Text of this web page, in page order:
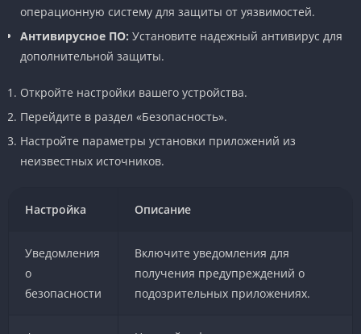
операционную систему для защиты от уязвимостей.
Антивирусное ПО: Установите надежный антивирус для
дополнительной защиты.
Откройте настройки вашего устройства.
Перейдите в раздел «Безопасность».
Настройте параметры установки приложений из
неизвестных источников.
Настройка Описание
Уведомления
о
безопасности
Включите уведомления для
получения предупреждений о
подозрительных приложениях.